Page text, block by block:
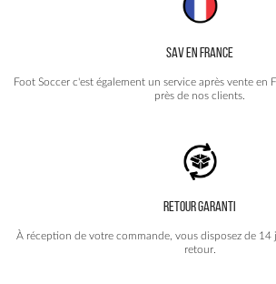
SAV EN FRANCE
Foot Soccer c'est également un service après vente en
près de nos clients.
RETOUR GARANTI
À réception de votre commande, vous disposez de
retour.